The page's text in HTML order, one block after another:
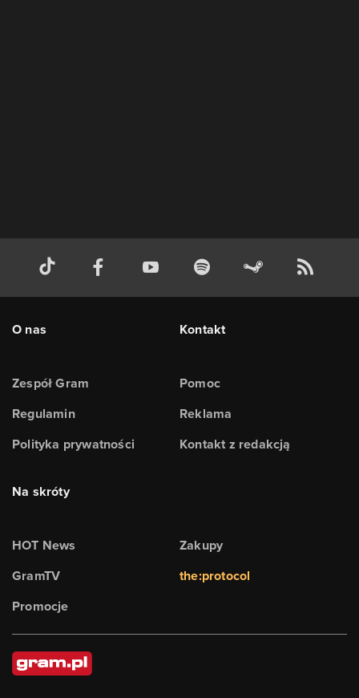
O nas
Zespół Gram
Regulamin
Polityka prywatności
Kontakt
Pomoc
Reklama
Kontakt z redakcją
Na skróty
HOT News
GramTV
Promocje
Zakupy
the:protocol